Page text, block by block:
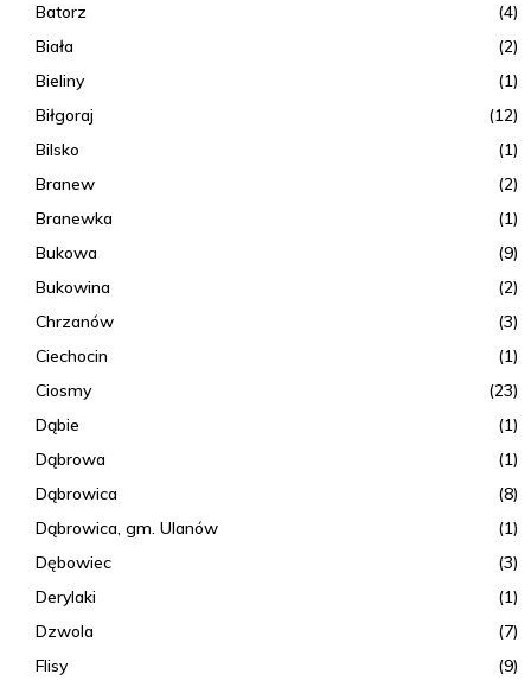
Batorz
(4)
Biała
(2)
Bieliny
(1)
Biłgoraj
(12)
Bilsko
(1)
Branew
(2)
Branewka
(1)
Bukowa
(9)
Bukowina
(2)
Chrzanów
(3)
Ciechocin
(1)
Ciosmy
(23)
Dąbie
(1)
Dąbrowa
(1)
Dąbrowica
(8)
Dąbrowica, gm. Ulanów
(1)
Dębowiec
(3)
Derylaki
(1)
Dzwola
(7)
Flisy
(9)